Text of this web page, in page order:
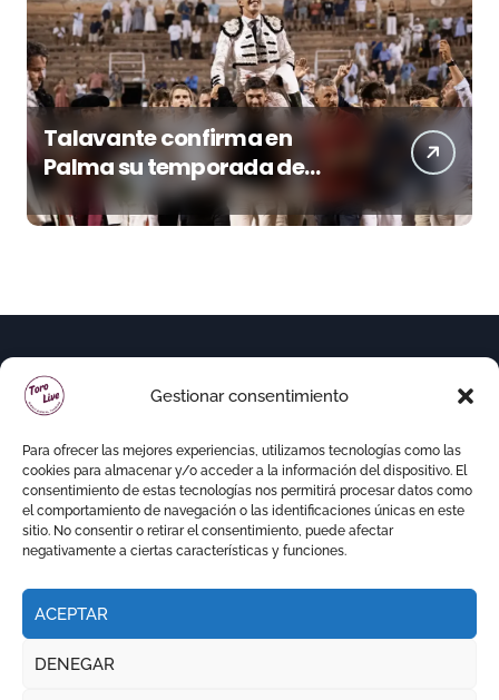
Gestionar consentimiento
Para ofrecer las mejores experiencias, utilizamos tecnologías como las
cookies para almacenar y/o acceder a la información del dispositivo. El
consentimiento de estas tecnologías nos permitirá procesar datos como
el comportamiento de navegación o las identificaciones únicas en este
sitio. No consentir o retirar el consentimiento, puede afectar
negativamente a ciertas características y funciones.
ACEPTAR
DENEGAR
Talavante confirma en
Palma su temporada de
figura y el palco niega el
premio a Roca Rey
Copyright © Todos los derechos reservados